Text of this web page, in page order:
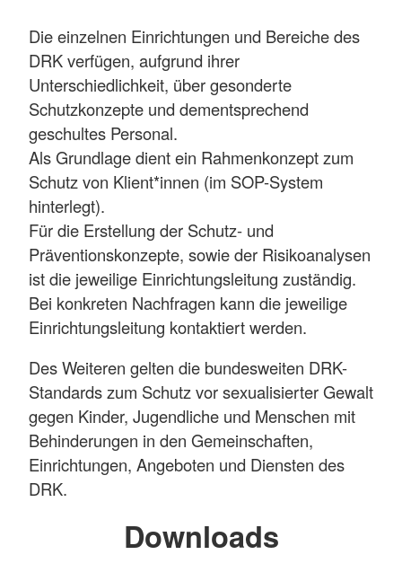
Die einzelnen Einrichtungen und Bereiche des
DRK verfügen, aufgrund ihrer
Unterschiedlichkeit, über gesonderte
Schutzkonzepte und dementsprechend
geschultes Personal.
Als Grundlage dient ein Rahmenkonzept zum
Schutz von Klient*innen (im SOP-System
hinterlegt).
Für die Erstellung der Schutz- und
Präventionskonzepte, sowie der Risikoanalysen
ist die jeweilige Einrichtungsleitung zuständig.
Bei konkreten Nachfragen kann die jeweilige
Einrichtungsleitung kontaktiert werden.
Des Weiteren gelten die bundesweiten DRK-
Standards zum Schutz vor sexualisierter Gewalt
gegen Kinder, Jugendliche und Menschen mit
Behinderungen in den Gemeinschaften,
Einrichtungen, Angeboten und Diensten des
DRK.
Downloads